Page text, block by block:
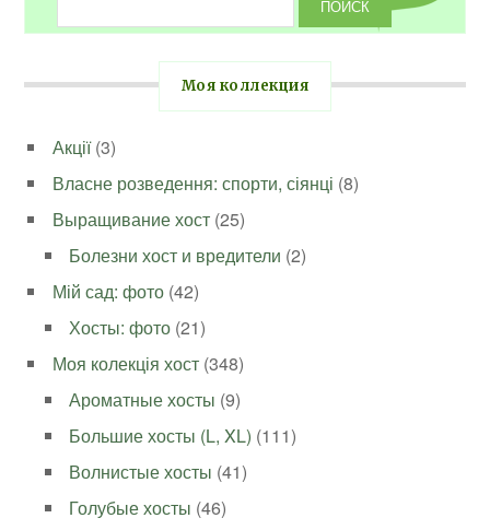
Моя коллекция
Акції(3)
Власне розведення: спорти, сіянці (8)
Выращивание хост (25)
Болезни хост и вредители (2)
Мій сад: фото (42)
Хосты: фото (21)
Моя колекція хост (348)
Ароматные хосты (9)
Большие хосты (L, XL) (111)
Волнистые хосты (41)
Голубые хосты (46)